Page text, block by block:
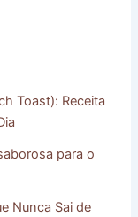
Toast): Receita
para o
Nunca Sai de